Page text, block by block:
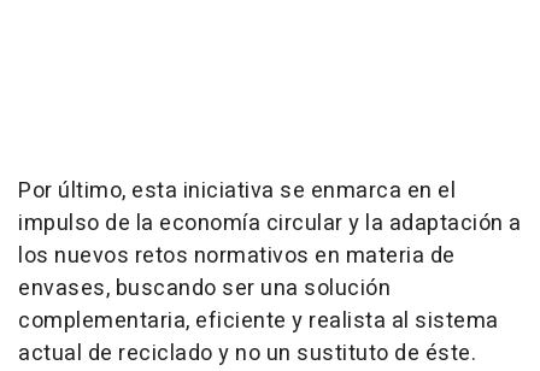
Por último, esta iniciativa se enmarca en el
impulso de la economía circular y la adaptación a
los nuevos retos normativos en materia de
envases, buscando ser una solución
complementaria, eficiente y realista al sistema
actual de reciclado y no un sustituto de éste.